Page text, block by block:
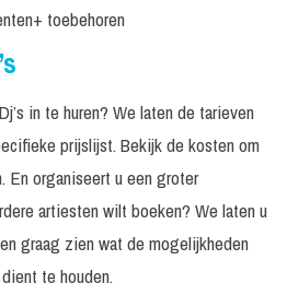
toebehoren
in te huren? We laten de tarieven
prijslijst. Bekijk de kosten om
En organiseert u een groter
artiesten wilt boeken? We laten u
graag zien wat de mogelijkheden
te houden.